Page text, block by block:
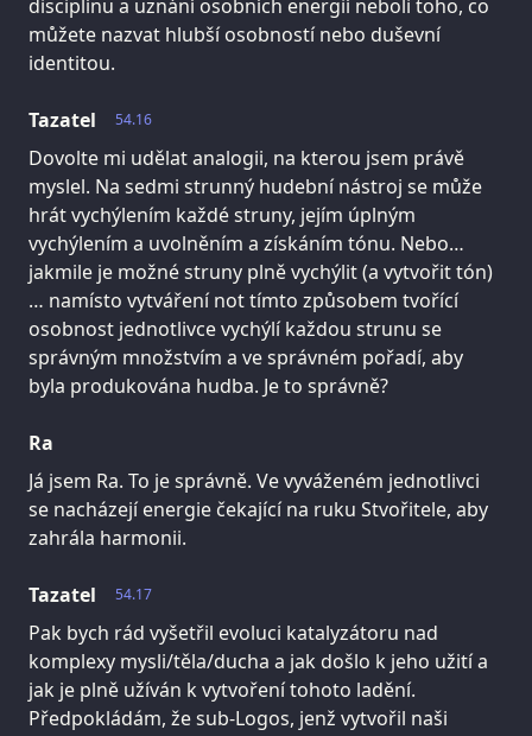
disciplínu a uznání osobních energií neboli toho, co
můžete nazvat hlubší osobností nebo duševní
identitou.
54.16
Tazatel
Dovolte mi udělat analogii, na kterou jsem právě
myslel. Na sedmi strunný hudební nástroj se může
hrát vychýlením každé struny, jejím úplným
vychýlením a uvolněním a získáním tónu. Nebo…
jakmile je možné struny plně vychýlit (a vytvořit tón)
… namísto vytváření not tímto způsobem tvořící
osobnost jednotlivce vychýlí každou strunu se
správným množstvím a ve správném pořadí, aby
byla produkována hudba. Je to správně?
Ra
Já jsem Ra. To je správně. Ve vyváženém jednotlivci
se nacházejí energie čekající na ruku Stvořitele, aby
zahrála harmonii.
54.17
Tazatel
Pak bych rád vyšetřil evoluci katalyzátoru nad
komplexy mysli/těla/ducha a jak došlo k jeho užití a
jak je plně užíván k vytvoření tohoto ladění.
Předpokládám, že sub-Logos, jenž vytvořil naši